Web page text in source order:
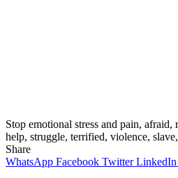
Stop emotional stress and pain,
help, struggle, terrified, violence,
Share
WhatsApp Facebook Twitter LinkedIn